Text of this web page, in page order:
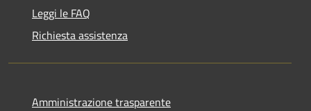
Leggi le FAQ
Richiesta assistenza
Amministrazione trasparente